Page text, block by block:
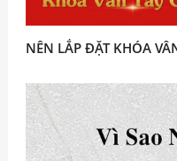
NÊN LẮP ĐẶT KHÓA